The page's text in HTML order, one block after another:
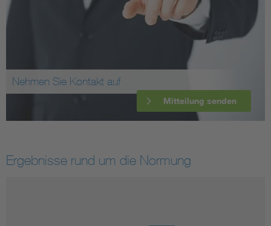
Nehmen Sie Kontakt auf
Mitteilung senden
Ergebnisse rund um die Normung